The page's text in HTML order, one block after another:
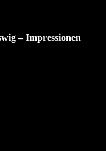
– Impressionen